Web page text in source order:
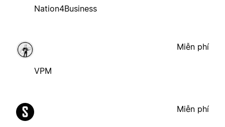
Nation4Business
VPM
Miễn phí
Miễn phí